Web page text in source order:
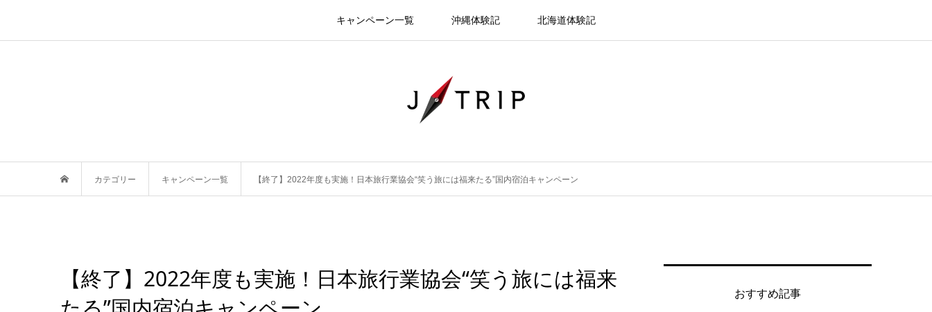
キャンペーン一覧 沖縄体験記 北海道体験記
カテゴリー キャンペーン一覧 【終了】2022年度も実施！日本旅行業協会“笑う旅には福来たる”国内宿泊キャンペーン
【終了】2022年度も実施！日本旅行業協会“笑う旅には福来
おすすめ記事